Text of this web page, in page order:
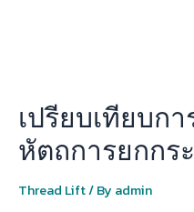
เปรียบเทียบก
หัตถการยกกร
Thread Lift/ By admin